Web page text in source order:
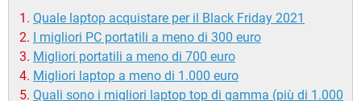
Quale laptop acquistare per il Black Friday 2021
I migliori PC portatili a meno di 300 euro
Migliori portatili a meno di 700 euro
Migliori laptop a meno di 1.000 euro
Quali sono i migliori laptop top di gamma (più di 1.000